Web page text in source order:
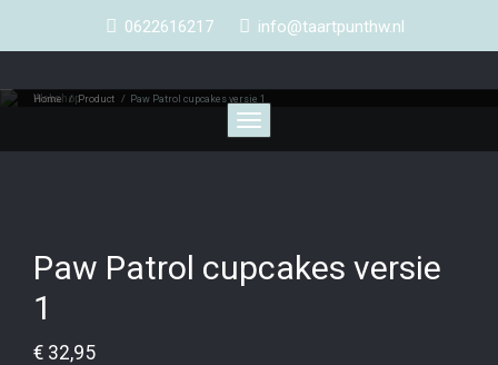
0622616217 info@taartpunthw.nl
Toggle
navigation
Webshop
Home /Product / Paw Patrol cupcakes versie 1
Paw Patrol cupcakes versie
1
€ 32,95